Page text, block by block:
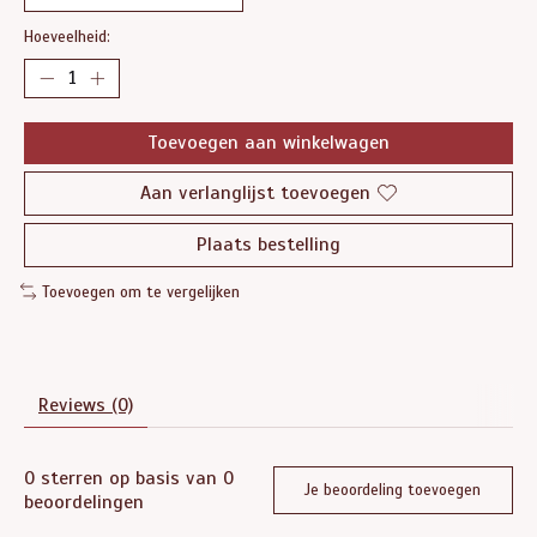
Hoeveelheid:
Toevoegen aan winkelwagen
Aan verlanglijst toevoegen
Plaats bestelling
Toevoegen om te vergelijken
Reviews (0)
0 sterren op basis van 0
beoordelingen
Je beoordeling toevoegen